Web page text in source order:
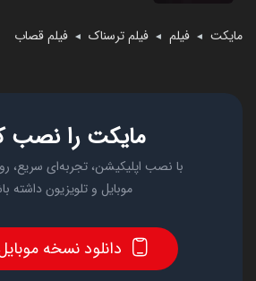
مایکت ◄ فیلم ◄ فیلم ترسناک ◄ فیلم قصاب
مایکت را نصب
با نصب اپلیکیشن، تجربه‌ای سریع،
موبایل و تلویزیون داشته
دانلود نسخه